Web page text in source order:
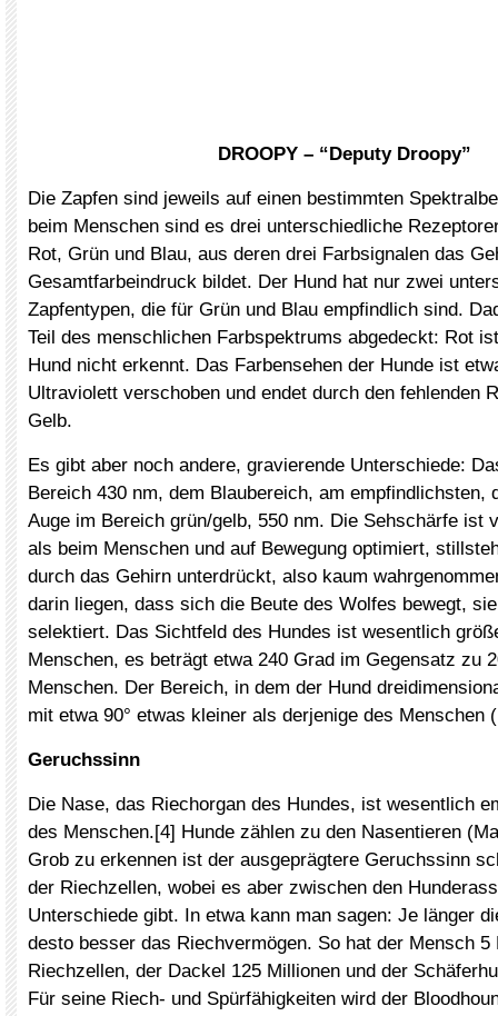
DROOPY – “Deputy Droopy”
Die Zapfen sind jeweils auf einen bestimmten
beim Menschen sind es drei unterschiedliche
Rot, Grün und Blau, aus deren drei Farbsignalen das
Gesamtfarbeindruck bildet. Der Hund hat nur zwei
Zapfentypen, die für Grün und Blau empfindlich sind.
Teil des menschlichen Farbspektrums abgedeckt: Rot
Hund nicht erkennt. Das Farbensehen der Hunde ist
Ultraviolett verschoben und endet durch den fehlenden
Gelb.
Es gibt aber noch andere, gravierende Unterschiede:
Bereich 430 nm, dem Blaubereich, am empfindlichsten,
Auge im Bereich grün/gelb, 550 nm. Die Sehschärfe ist
als beim Menschen und auf Bewegung optimiert,
durch das Gehirn unterdrückt, also kaum
darin liegen, dass sich die Beute des Wolfes bewegt,
selektiert. Das Sichtfeld des Hundes ist wesentlich
Menschen, es beträgt etwa 240 Grad im Gegensatz zu
Menschen. Der Bereich, in dem der Hund
mit etwa 90° etwas kleiner als derjenige des Menschen
Geruchssinn
Die Nase, das Riechorgan des Hundes, ist wesentlich
des Menschen.[4] Hunde zählen zu den Nasentieren
Grob zu erkennen ist der ausgeprägtere Geruchssinn
der Riechzellen, wobei es aber zwischen den
Unterschiede gibt. In etwa kann man sagen: Je länger
desto besser das Riechvermögen. So hat der Mensch 5
Riechzellen, der Dackel 125 Millionen und der
Für seine Riech- und Spürfähigkeiten wird der